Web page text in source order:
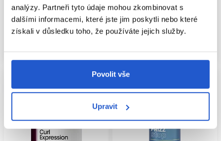
analýzy. Partneři tyto údaje mohou zkombinovat s
dalšími informacemi, které jste jim poskytli nebo které
získali v důsledku toho, že používáte jejich služby.
Povolit vše
Upravit
Wella NutriCurls péče
345 Kč
259 Kč
Koupit
Skladem ㅤ
Péče o krepovité vlasy
1 180 Kč
Mám záujem
Aktuálně nedostupné